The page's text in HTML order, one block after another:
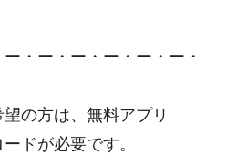
・ー・ー・ー・ー・ー・
の方は、 無料アプリ
ドが必要です。